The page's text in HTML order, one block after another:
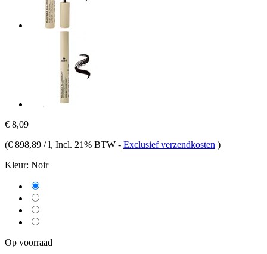
€ 8,09
(€ 898,89 / l, Incl. 21% BTW - Exclusief verzendkosten )
Kleur: Noir
Op voorraad